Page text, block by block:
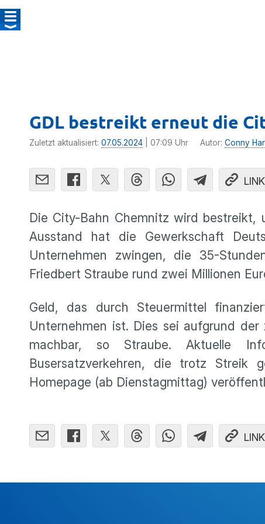
GDL bestreikt erneut die
Zuletzt aktualisiert: 07.05.2024 | 07:09 Uhr Autor: Conny
LINK
Die City-Bahn Chemnitz wird
Ausstand hat die Gewerkschaft
Unternehmen zwingen, die 35-
Friedbert Straube rund zwei Millionen
Geld, das durch Steuermittel
Unternehmen ist. Dies sei aufgrund
machbar, so Straube. Aktuelle
Busersatzverkehren, die trotz Streik
Homepage (ab Dienstagmittag)
LINK